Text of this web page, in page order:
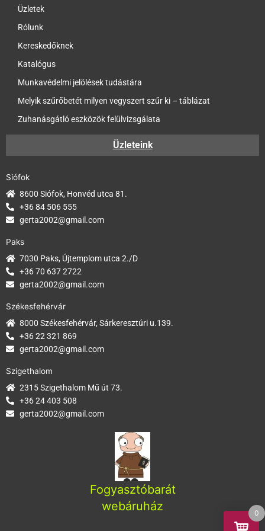
Üzletek
Rólunk
Kereskedőknek
Katalógus
Munkavédelmi jelölések tudástára
Melyik szűrőbetét milyen vegyszert szűr ki – táblázat
Zuhanásgátló eszközök felülvizsgálata
Üzleteink
Siófok
8600 Siófok, Honvéd utca 81.
+36 84 506 555
gerta2002@gmail.com
Paks
7030 Paks, Újtemplom utca 2./D
+36 70 637 2722
gerta2002@gmail.com
Székesfehérvár
8000 Székesfehérvár, Sárkeresztúri u.139.
+36 22 321 869
gerta2002@gmail.com
Szigethalom
2315 Szigethalom Mű út 73.
+36 24 403 508
gerta2002@gmail.com
Fogyasztóbarát
webáruház
0